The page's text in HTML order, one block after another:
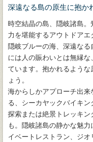
深遠なる島の原生に抱か
時空結晶の島、隠岐諸島
力を堪能するアウトドア
隠岐ブルーの海、深遠な
には人の賑わいとは無縁
ています。抱かれるよう
ょう。
海からしかアプローチ出
る、シーカヤックバイキ
探索または絶景トレッキ
も。隠岐諸島の静かな魅
イベートレストラン、ジ